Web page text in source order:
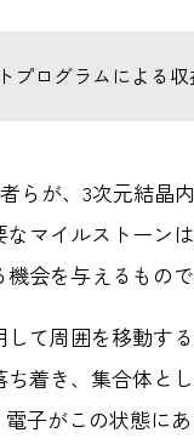
ログラムによる収
らが、3次元結晶
マイルストーン
会を与えるもので
て周囲を移動す
着き、集合体と
子がこの状態に